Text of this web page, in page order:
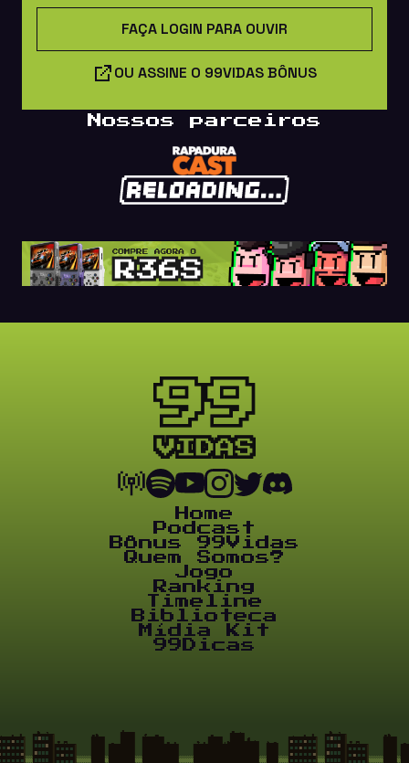
FAÇA LOGIN PARA OUVIR
OU ASSINE O 99VIDAS BÔNUS
Nossos parceiros
Home
Podcast
Bônus 99Vidas
Quem Somos?
Jogo
Ranking
Timeline
Biblioteca
Mídia Kit
99Dicas